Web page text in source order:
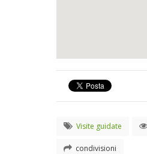
Visite guidate
condivisioni